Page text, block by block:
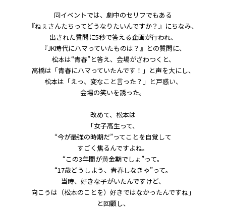
同イベントでは、劇中のセリフでもある
『ねぇさんたちってどうなりたいんですか？』にちなみ、
出された質問に5秒で答える企画が行われ、
『JK時代にハマっていたものは？』との質問に、
松本は“青春”と答え、会場がざわつくと、
高橋は「青春にハマっていたんです！」と声を大にし、
松本は「えっ、変なこと言った？」と戸惑い、
会場の笑いを誘った。
改めて、松本は
「女子高生って、
“今が最強の時期だ”ってことを自覚して
すごく焦るんですよね。
“この3年間が黄金期でしょ”って。
“17歳どうしよう、青春しなきゃ”って。
当時、好きな子がいたんですけど、
向こうは（松本のことを）好きではなかったんですね」
と回顧し、